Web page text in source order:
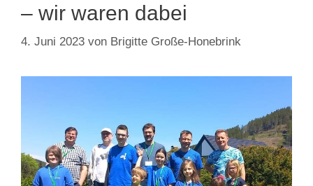
– wir waren dabei
4. Juni 2023 von Brigitte Große-Honebrink